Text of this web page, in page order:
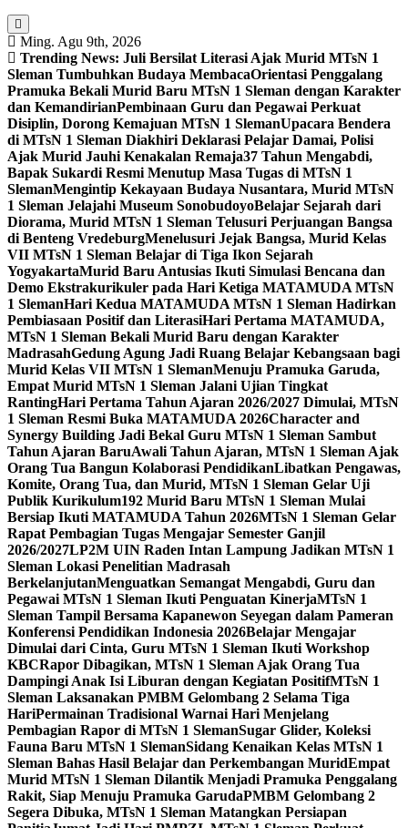
Ming. Agu 9th, 2026
Trending News: Juli Bersilat Literasi Ajak Murid MTsN 1
Sleman Tumbuhkan Budaya MembacaOrientasi Penggalang
Pramuka Bekali Murid Baru MTsN 1 Sleman dengan Karakter
dan KemandirianPembinaan Guru dan Pegawai Perkuat
Disiplin, Dorong Kemajuan MTsN 1 SlemanUpacara Bendera
di MTsN 1 Sleman Diakhiri Deklarasi Pelajar Damai, Polisi
Ajak Murid Jauhi Kenakalan Remaja37 Tahun Mengabdi,
Bapak Sukardi Resmi Menutup Masa Tugas di MTsN 1
SlemanMengintip Kekayaan Budaya Nusantara, Murid MTsN
1 Sleman Jelajahi Museum SonobudoyoBelajar Sejarah dari
Diorama, Murid MTsN 1 Sleman Telusuri Perjuangan Bangsa
di Benteng VredeburgMenelusuri Jejak Bangsa, Murid Kelas
VII MTsN 1 Sleman Belajar di Tiga Ikon Sejarah
YogyakartaMurid Baru Antusias Ikuti Simulasi Bencana dan
Demo Ekstrakurikuler pada Hari Ketiga MATAMUDA MTsN
1 SlemanHari Kedua MATAMUDA MTsN 1 Sleman Hadirkan
Pembiasaan Positif dan LiterasiHari Pertama MATAMUDA,
MTsN 1 Sleman Bekali Murid Baru dengan Karakter
MadrasahGedung Agung Jadi Ruang Belajar Kebangsaan bagi
Murid Kelas VII MTsN 1 SlemanMenuju Pramuka Garuda,
Empat Murid MTsN 1 Sleman Jalani Ujian Tingkat
RantingHari Pertama Tahun Ajaran 2026/2027 Dimulai, MTsN
1 Sleman Resmi Buka MATAMUDA 2026Character and
Synergy Building Jadi Bekal Guru MTsN 1 Sleman Sambut
Tahun Ajaran BaruAwali Tahun Ajaran, MTsN 1 Sleman Ajak
Orang Tua Bangun Kolaborasi PendidikanLibatkan Pengawas,
Komite, Orang Tua, dan Murid, MTsN 1 Sleman Gelar Uji
Publik Kurikulum192 Murid Baru MTsN 1 Sleman Mulai
Bersiap Ikuti MATAMUDA Tahun 2026MTsN 1 Sleman Gelar
Rapat Pembagian Tugas Mengajar Semester Ganjil
2026/2027LP2M UIN Raden Intan Lampung Jadikan MTsN 1
Sleman Lokasi Penelitian Madrasah
BerkelanjutanMenguatkan Semangat Mengabdi, Guru dan
Pegawai MTsN 1 Sleman Ikuti Penguatan KinerjaMTsN 1
Sleman Tampil Bersama Kapanewon Seyegan dalam Pameran
Konferensi Pendidikan Indonesia 2026Belajar Mengajar
Dimulai dari Cinta, Guru MTsN 1 Sleman Ikuti Workshop
KBCRapor Dibagikan, MTsN 1 Sleman Ajak Orang Tua
Dampingi Anak Isi Liburan dengan Kegiatan PositifMTsN 1
Sleman Laksanakan PMBM Gelombang 2 Selama Tiga
HariPermainan Tradisional Warnai Hari Menjelang
Pembagian Rapor di MTsN 1 SlemanSugar Glider, Koleksi
Fauna Baru MTsN 1 SlemanSidang Kenaikan Kelas MTsN 1
Sleman Bahas Hasil Belajar dan Perkembangan MuridEmpat
Murid MTsN 1 Sleman Dilantik Menjadi Pramuka Penggalang
Rakit, Siap Menuju Pramuka GarudaPMBM Gelombang 2
Segera Dibuka, MTsN 1 Sleman Matangkan Persiapan